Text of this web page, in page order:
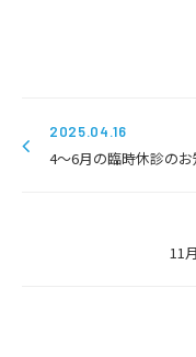
2025.04.16
4～6月の臨時休診の
11